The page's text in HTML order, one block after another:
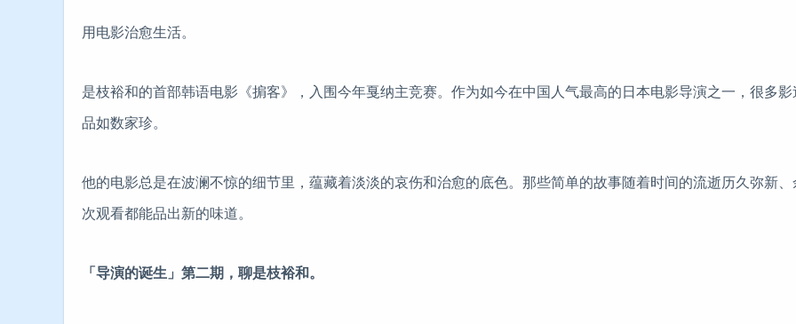
用电影治愈生活。
是枝裕和的首部韩语电影《掮客》，入围今年戛纳主竞赛。作为如今在中国人气最高的日本电影导演之一，很多
品如数家珍。
他的电影总是在波澜不惊的细节里，蕴藏着淡淡的哀伤和治愈的底色。那些简单的故事随着时间的流逝历久弥新
次观看都能品出新的味道。
「导演的诞生」第二期，聊是枝裕和。